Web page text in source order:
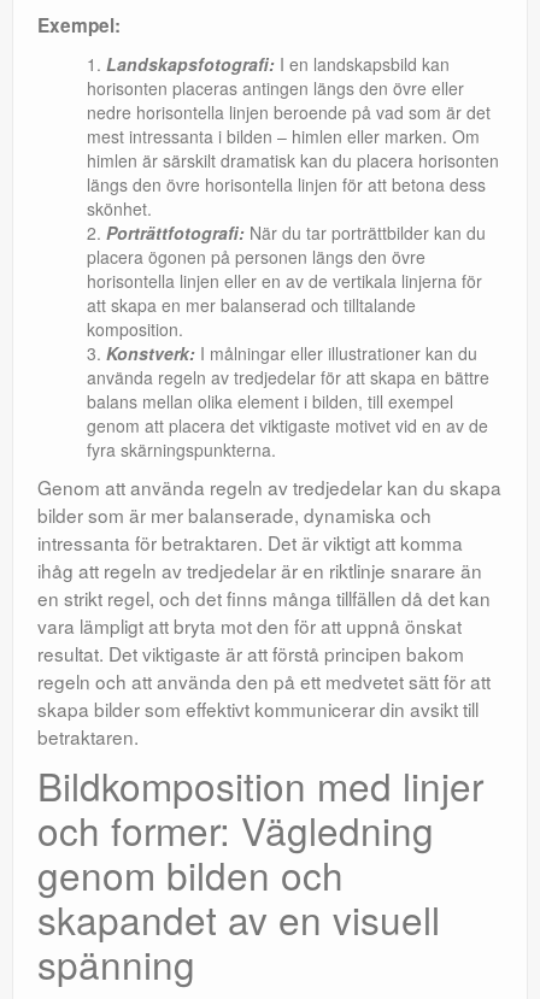
Exempel:
Landskapsfotografi:I en landskapsbild kan
horisonten placeras antingen längs den övre eller
nedre horisontella linjen beroende på vad som är det
mest intressanta i bilden – himlen eller marken. Om
himlen är särskilt dramatisk kan du placera horisonten
längs den övre horisontella linjen för att betona dess
skönhet.
Porträttfotografi:När du tar porträttbilder kan du
placera ögonen på personen längs den övre
horisontella linjen eller en av de vertikala linjerna för
att skapa en mer balanserad och tilltalande
komposition.
Konstverk:I målningar eller illustrationer kan du
använda regeln av tredjedelar för att skapa en bättre
balans mellan olika element i bilden, till exempel
genom att placera det viktigaste motivet vid en av de
fyra skärningspunkterna.
Genom att använda regeln av tredjedelar kan du skapa
bilder som är mer balanserade, dynamiska och
intressanta för betraktaren. Det är viktigt att komma
ihåg att regeln av tredjedelar är en riktlinje snarare än
en strikt regel, och det finns många tillfällen då det kan
vara lämpligt att bryta mot den för att uppnå önskat
resultat. Det viktigaste är att förstå principen bakom
regeln och att använda den på ett medvetet sätt för att
skapa bilder som effektivt kommunicerar din avsikt till
betraktaren.
Bildkomposition med linjer
och former: Vägledning
genom bilden och
skapandet av en visuell
spänning